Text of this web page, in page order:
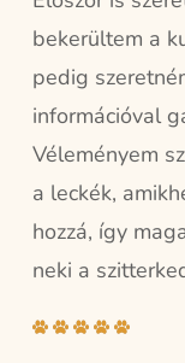
bekerültem a
pedig
információval
Véleményem
a leckék,
hozzá, így
neki a